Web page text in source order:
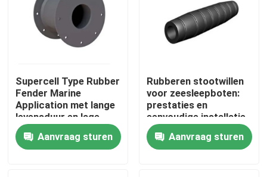
Thuis
Supercell Type Rubber
Fender Marine
Application met lange
levensduur en lage
kantelcompressie
voor Port Fendering
Aanvraag sturen
Rubberen stootwillen
voor zeesleepboten:
prestaties en
eenvoudige installatie
met opties voor
ketting- en
singelbandbevestiging
Aanvraag sturen